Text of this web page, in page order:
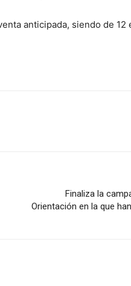
anticipada, siendo de 12
Finaliza la
Orientación en la que